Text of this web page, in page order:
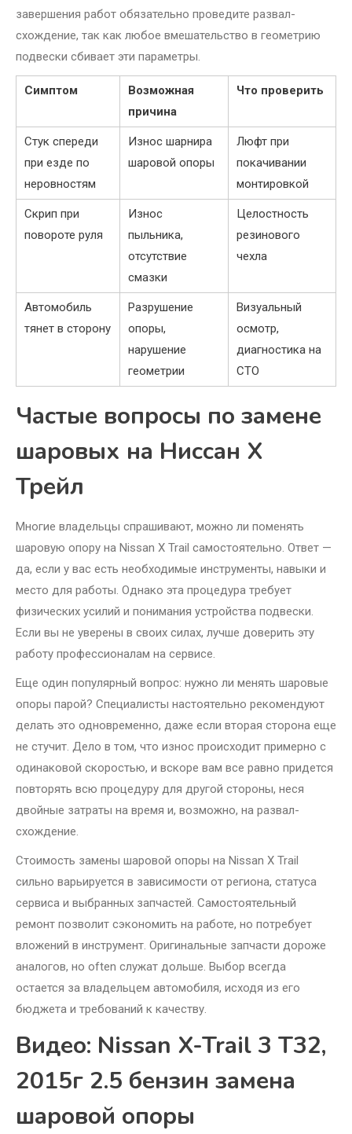
завершения работ обязательно проведите развал-
схождение, так как любое вмешательство в геометрию
подвески сбивает эти параметры.
Симптом
Возможная
причина
Что проверить
Стук спереди
при езде по
неровностям
Износ шарнира
шаровой опоры
Люфт при
покачивании
монтировкой
Скрип при
повороте руля
Износ
пыльника,
отсутствие
смазки
Целостность
резинового
чехла
Автомобиль
тянет в сторону
Разрушение
опоры,
нарушение
геометрии
Визуальный
осмотр,
диагностика на
СТО
Частые вопросы по замене
шаровых на Ниссан Х
Трейл
Многие владельцы спрашивают, можно ли поменять
шаровую опору на Nissan X Trail самостоятельно. Ответ —
да, если у вас есть необходимые инструменты, навыки и
место для работы. Однако эта процедура требует
физических усилий и понимания устройства подвески.
Если вы не уверены в своих силах, лучше доверить эту
работу профессионалам на сервисе.
Еще один популярный вопрос: нужно ли менять шаровые
опоры парой? Специалисты настоятельно рекомендуют
делать это одновременно, даже если вторая сторона еще
не стучит. Дело в том, что износ происходит примерно с
одинаковой скоростью, и вскоре вам все равно придется
повторять всю процедуру для другой стороны, неся
двойные затраты на время и, возможно, на развал-
схождение.
Стоимость замены шаровой опоры на Nissan X Trail
сильно варьируется в зависимости от региона, статуса
сервиса и выбранных запчастей. Самостоятельный
ремонт позволит сэкономить на работе, но потребует
вложений в инструмент. Оригинальные запчасти дороже
аналогов, но often служат дольше. Выбор всегда
остается за владельцем автомобиля, исходя из его
бюджета и требований к качеству.
Видео: Nissan X-Trail 3 T32,
2015г 2.5 бензин замена
шаровой опоры